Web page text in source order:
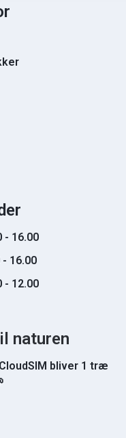
- 16.00
16.00
- 12.00
naturen
bliver 1 træ